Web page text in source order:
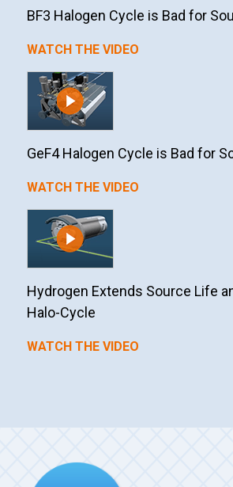
BF3 Halogen Cycle is Bad for
WATCH THE VIDEO
GeF4 Halogen Cycle is Bad for
WATCH THE VIDEO
Hydrogen Extends Source Life
Halo-Cycle
WATCH THE VIDEO